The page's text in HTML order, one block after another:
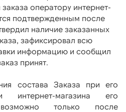
оператору интернет-
подтвержденным после
наличие заказанных
зафиксировал всю
информацию и сообщил
принят.
состава Заказа при его
интернет-магазина его
возможно только после